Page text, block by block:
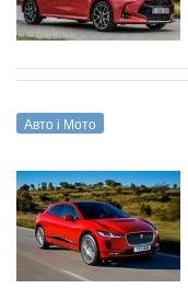
Авто і Мото